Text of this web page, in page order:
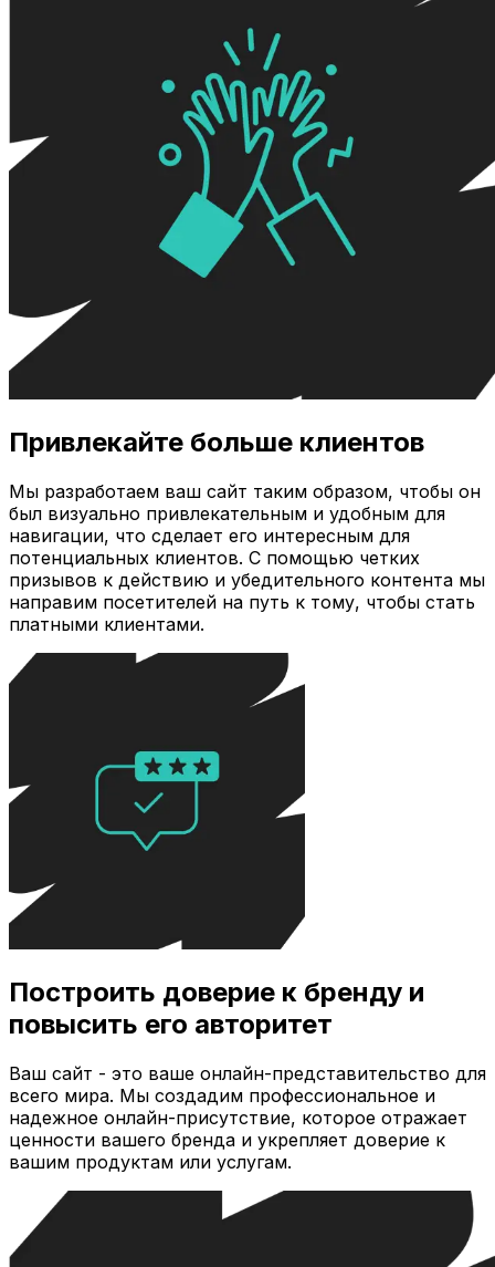
Привлекайте больше клиентов
Мы разработаем ваш сайт таким образом, чтобы он
был визуально привлекательным и удобным для
навигации, что сделает его интересным для
потенциальных клиентов. С помощью четких
призывов к действию и убедительного контента мы
направим посетителей на путь к тому, чтобы стать
платными клиентами.
Построить доверие к бренду и
повысить его авторитет
Ваш сайт - это ваше онлайн-представительство для
всего мира. Мы создадим профессиональное и
надежное онлайн-присутствие, которое отражает
ценности вашего бренда и укрепляет доверие к
вашим продуктам или услугам.